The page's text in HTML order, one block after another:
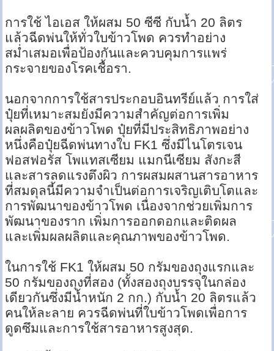
การใช้ ไอเอส ให้ผสม 50 ซีซี กับน้ำ 20 ลิตร
แล้วฉีดพ่นให้ทั่วใบข้าวโพด ควรทำอย่าง
สม่ำเสมอเพื่อป้องกันและควบคุมการแพร่
กระจายของโรคเชื้อรา.
นอกจากการใช้สารประกอบอินทรีย์แล้ว การใส่
ปุ๋ยที่เหมาะสมยังมีความสำคัญต่อการเพิ่ม
ผลผลิตของข้าวโพด ปุ๋ยที่มีประสิทธิภาพอย่าง
หนึ่งคือปุ๋ยฉีดพ่นทางใบ FK1 ซึ่งมีไนโตรเจน
ฟอสฟอรัส โพแทสเซียม แมกนีเซียม สังกะสี
และสารลดแรงตึงผิว การผสมผสานสารอาหาร
ที่สมดุลนี้มีความจำเป็นต่อการเจริญเติบโตและ
การพัฒนาของข้าวโพด เนื่องจากช่วยเพิ่มการ
พัฒนาของราก เพิ่มการออกดอกและติดผล
และเพิ่มผลผลิตและคุณภาพของข้าวโพด.
ในการใช้ FK1 ให้ผสม 50 กรัมของถุงแรกและ
50 กรัมของถุงที่สอง (ทั้งสองถุงบรรจุในกล่อง
เดียวกันซึ่งมีน้ำหนัก 2 กก.) กับน้ำ 20 ลิตรแล้ว
คนให้ละลาย ควรฉีดพ่นที่ใบข้าวโพดเพื่อการ
ดูดซึมและการใช้สารอาหารสูงสุด.